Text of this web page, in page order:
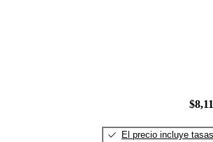
El precio incluye tasas